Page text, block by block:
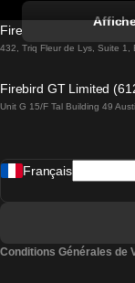
Firebird GT Limited
432, Triq Fleur de Lys, Suite 1,
Firebird GT Limited
Unit G 15/F Tal Building 49
Français
Conditions Générales de